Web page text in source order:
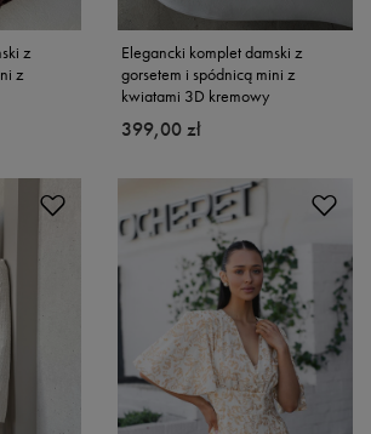
z
z
Elegancki komplet damski z
gorsetem i spódnicą mini z
kwiatami 3D kremowy
399,00 zł